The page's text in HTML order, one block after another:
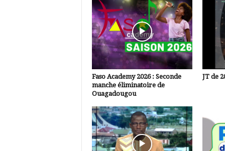
Faso Academy 2026 : Seconde
manche éliminatoire de
Ouagadougou
JT de